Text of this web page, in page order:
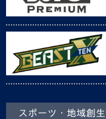
スポーツ・地域創